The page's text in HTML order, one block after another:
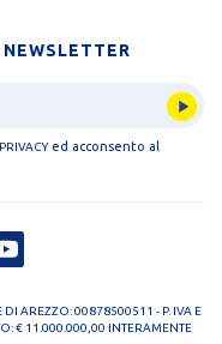
ed acconsento al
DI AREZZO: 00878500511 - P. IVA E
€ 11.000.000,00 INTERAMENTE